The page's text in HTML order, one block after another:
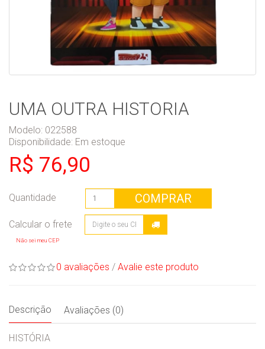
UMA OUTRA HISTORIA
Modelo: 022588
Disponibilidade: Em estoque
R$ 76,90
Quantidade COMPRAR
Não sei meu CEP
0 avaliações / Avalie este produto
Descrição Avaliações (0)
HISTÓRIA